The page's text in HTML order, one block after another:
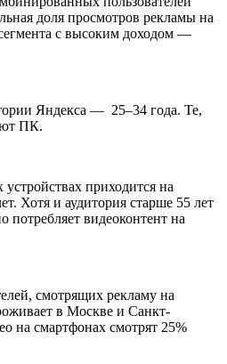
доля просмотров рекламы на
с высоким доходом —
Яндекса — 25–34 года. Те,
ПК.
приходится на
Хотя и аудитория старше 55 лет
потребляет видеоконтент на
смотрящих рекламу на
в Москве и Санкт-
на смартфонах смотрят 25%